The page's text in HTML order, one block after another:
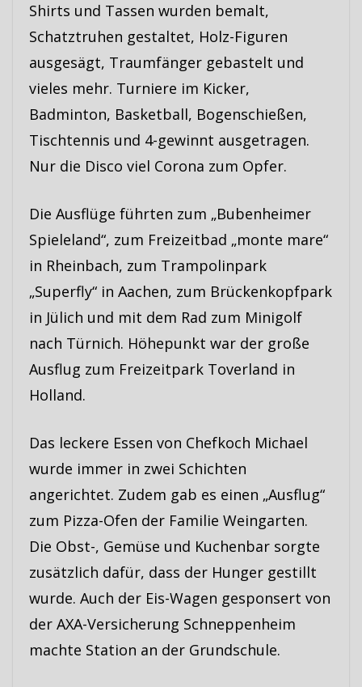
Shirts und Tassen wurden bemalt,
Schatztruhen gestaltet, Holz-Figuren
ausgesägt, Traumfänger gebastelt und
vieles mehr. Turniere im Kicker,
Badminton, Basketball, Bogenschießen,
Tischtennis und 4-gewinnt ausgetragen.
Nur die Disco viel Corona zum Opfer.
Die Ausflüge führten zum „Bubenheimer
Spieleland“, zum Freizeitbad „monte mare“
in Rheinbach, zum Trampolinpark
„Superfly“ in Aachen, zum Brückenkopfpark
in Jülich und mit dem Rad zum Minigolf
nach Türnich. Höhepunkt war der große
Ausflug zum Freizeitpark Toverland in
Holland.
Das leckere Essen von Chefkoch Michael
wurde immer in zwei Schichten
angerichtet. Zudem gab es einen „Ausflug“
zum Pizza-Ofen der Familie Weingarten.
Die Obst-, Gemüse und Kuchenbar sorgte
zusätzlich dafür, dass der Hunger gestillt
wurde. Auch der Eis-Wagen gesponsert von
der AXA-Versicherung Schneppenheim
machte Station an der Grundschule.